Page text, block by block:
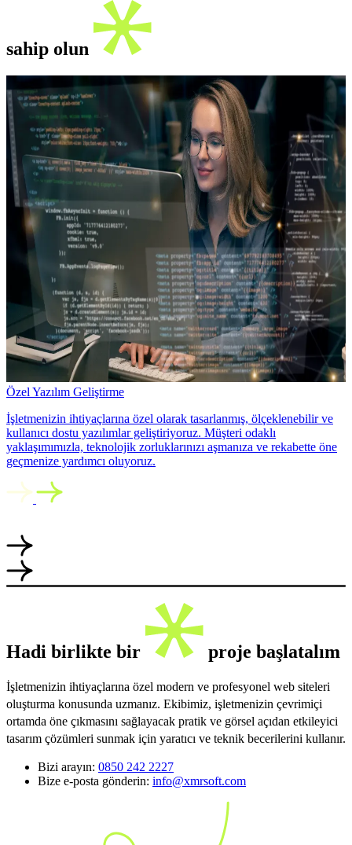
sahip olun
Özel Yazılım Geliştirme
İşletmenizin ihtiyaçlarına özel olarak tasarlanmış, ölçeklenebilir ve
kullanıcı dostu yazılımlar geliştiriyoruz. Müşteri odaklı
yaklaşımımızla, teknolojik zorluklarınızı aşmanıza ve rekabette öne
geçmenize yardımcı oluyoruz.
Hadi birlikte bir proje başlatalım
İşletmenizin ihtiyaçlarına özel modern ve profesyonel web siteleri
oluşturma konusunda uzmanız. Ekibimiz, işletmenizin çevrimiçi
ortamda öne çıkmasını sağlayacak pratik ve görsel açıdan etkileyici
tasarım çözümleri sunmak için yaratıcı ve teknik becerilerini kullanır.
Bizi arayın: 0850 242 2227
Bize e-posta gönderin: info@xmrsoft.com